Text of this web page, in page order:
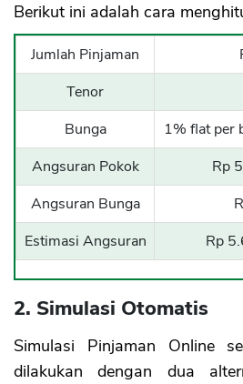
Berikut ini adalah cara
Jumlah Pinjaman
Tenor
Bunga
1% flat per
Angsuran Pokok
Rp
Angsuran Bunga
Estimasi Angsuran
Rp
2. Simulasi Otomatis
Simulasi Pinjaman Online
dilakukan dengan dua